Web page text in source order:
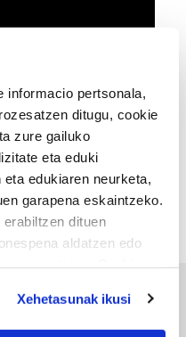
informacio pertsonala,
ditugu, cookie
zure gailuko
eta eduki
edukiaren neurketa,
garapena eskaintzeko.
dituen
aldatzen edo
Xehetasunak ikusi
jendeak
egin du»